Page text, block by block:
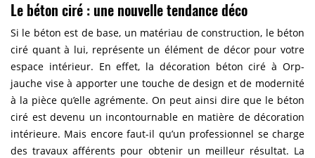
Le béton ciré : une nouvelle tendance déco
Si le béton est de base, un matériau de construction, le béton
ciré quant à lui, représente un élément de décor pour votre
espace intérieur. En effet, la décoration béton ciré à Orp-
jauche vise à apporter une touche de design et de modernité
à la pièce qu’elle agrémente. On peut ainsi dire que le béton
ciré est devenu un incontournable en matière de décoration
intérieure. Mais encore faut-il qu’un professionnel se charge
des travaux afférents pour obtenir un meilleur résultat. La